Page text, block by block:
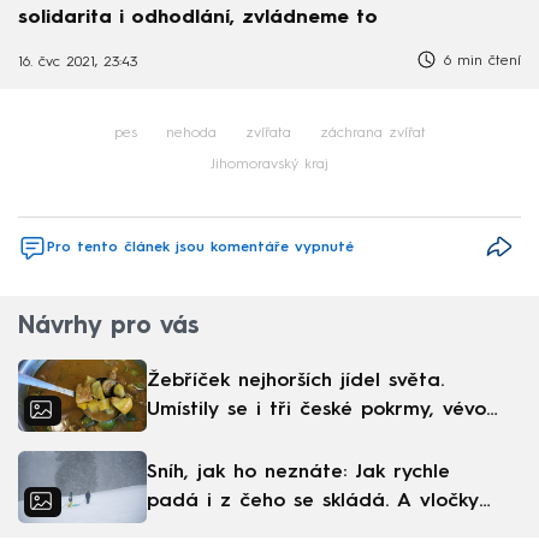
solidarita i odhodlání, zvládneme to
16. čvc 2021, 23:43 6 min čtení
pes nehoda zvířata záchrana zvířat
Jihomoravský kraj
Pro tento článek jsou komentáře vypnuté
Návrhy pro vás
Žebříček nejhorších jídel světa.
Umístily se i tři české pokrmy, vévodí
Sníh, jak ho neznáte: Jak rychle
padá i z čeho se skládá. A vločky